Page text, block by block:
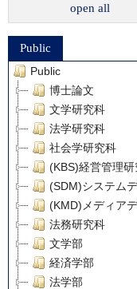
open all
Public
Public
博士論文
文学研究科
法学研究科
社会学研究科
(KBS)経営管理研
(SDM)システム
(KMD)メディア
法務研究科
文学部
経済学部
法学部